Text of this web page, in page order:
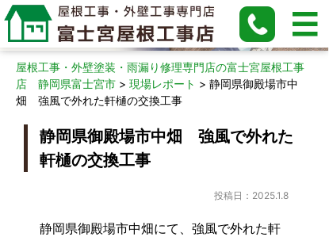
現場レポート
屋根工事・外壁塗装・雨漏り修理専門店の富士宮屋根工事
店 静岡県富士宮市 > 現場レポート > 静岡県御殿場市中
畑 強風で外れた軒樋の交換工事
静岡県御殿場市中畑 強風で外れた
軒樋の交換工事
投稿日：2025.1.8
静岡県御殿場市中畑にて、強風で外れた軒